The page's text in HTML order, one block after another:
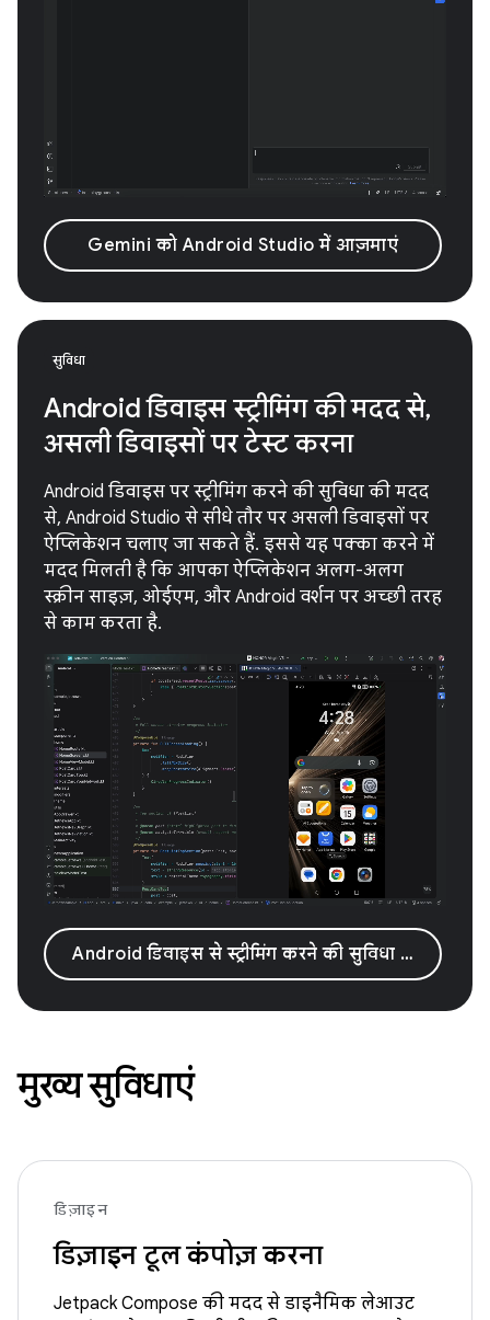
Gemini को Android Studio में आज़माएं
सुविधा
Android डिवाइस स्ट्रीमिंग की मदद से,
असली डिवाइसों पर टेस्ट करना
Android डिवाइस पर स्ट्रीमिंग करने की सुविधा की मदद
से, Android Studio से सीधे तौर पर असली डिवाइसों पर
ऐप्लिकेशन चलाए जा सकते हैं. इससे यह पक्का करने में
मदद मिलती है कि आपका ऐप्लिकेशन अलग-अलग
स्क्रीन साइज़, ओईएम, और Android वर्शन पर अच्छी तरह
से काम करता है.
Android डिवाइस से स्ट्रीमिंग करने की सुविधा आज़माना
मुख्य सुविधाएं
डिज़ाइन
डिज़ाइन टूल कंपोज़ करना
Jetpack Compose की मदद से डाइनैमिक लेआउट